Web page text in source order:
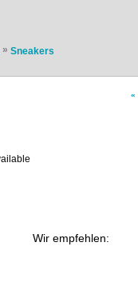
» Sneakers
«
Wir empfehlen: